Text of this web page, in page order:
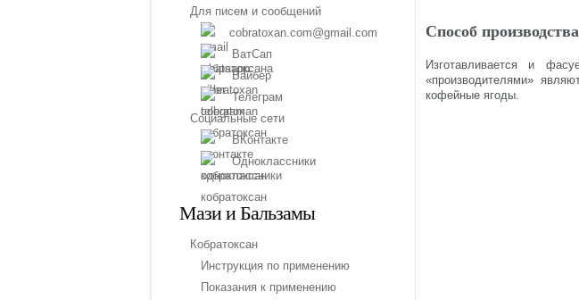
Для писем и сообщений
cobratoxan.com@gmail.com
ВатСап
Вайбер
Телеграм
Социальные сети
ВКонтакте
Одноклассники
Мази и Бальзамы
Кобратоксан
Инструкция по применению
Показания к применению
Способ производства
Изготавливается и
«производителями»
кофейные ягоды.